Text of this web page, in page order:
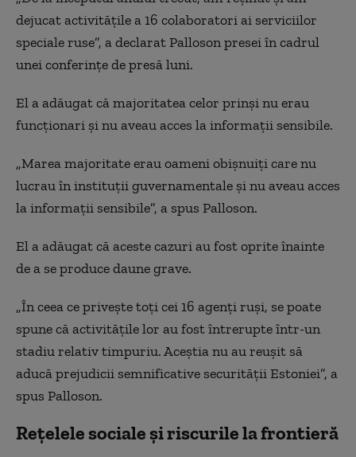
dejucat activitățile a 16 colaboratori ai serviciilor
speciale ruse”, a declarat Palloson presei în cadrul
unei conferințe de presă luni.
El a adăugat că majoritatea celor prinși nu erau
funcționari și nu aveau acces la informații sensibile.
„Marea majoritate erau oameni obișnuiți care nu
lucrau în instituții guvernamentale și nu aveau acces
la informații sensibile”, a spus Palloson.
El a adăugat că aceste cazuri au fost oprite înainte
de a se produce daune grave.
„În ceea ce privește toți cei 16 agenți ruși, se poate
spune că activitățile lor au fost întrerupte într-un
stadiu relativ timpuriu. Aceștia nu au reușit să
aducă prejudicii semnificative securității Estoniei”, a
spus Palloson.
Rețelele sociale și riscurile la frontieră